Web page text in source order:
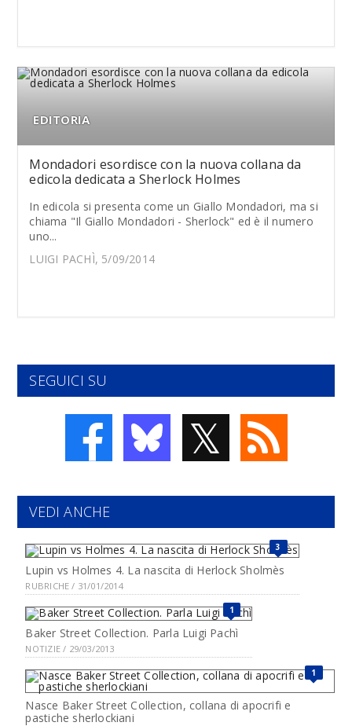
EDITORIA
Mondadori esordisce con la nuova collana da
edicola dedicata a Sherlock Holmes
In edicola si presenta come un Giallo Mondadori, ma si
chiama "Il Giallo Mondadori - Sherlock" ed è il numero
uno...
LUIGI PACHÌ, 5/09/2014
SEGUICI SU
𝕏
VEDI ANCHE
3
Lupin vs Holmes 4. La nascita di Herlock Sholmès
RUBRICHE / 31/01/2014
1
Baker Street Collection. Parla Luigi Pachì
NOTIZIE / 29/03/2013
1
Nasce Baker Street Collection, collana di apocrifi e
pastiche sherlockiani